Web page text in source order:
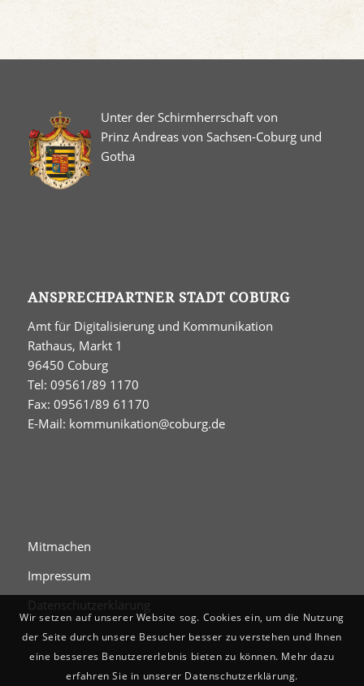
Unter der Schirmherrschaft von
Prinz Andreas von Sachsen-Coburg und
Gotha
ANSPRECHPARTNER STADT COBURG
Amt für Digitalisierung und Kommunikation
Rathaus, Markt 1
96450 Coburg
Tel: 09561/89 1170
Fax: 09561/89 61170
E-Mail: kommunikation@coburg.de
Mitmachen
Impressum
Datenschutzerklärung
Wir setzen auf unserer Website sog. Cookies ein, um die Nutzung
der Seite durch unsere Besucher besser zu verstehen und Ihnen
eine besseres Benutzererlebnis bieten zu können. Mehr dazu
erfahren Sie in unserer Datenschutzerklärung.